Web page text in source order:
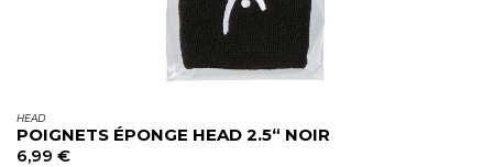
HEAD
POIGNETS ÉPONGE HEAD 2.5“ NOIR
6,99 €